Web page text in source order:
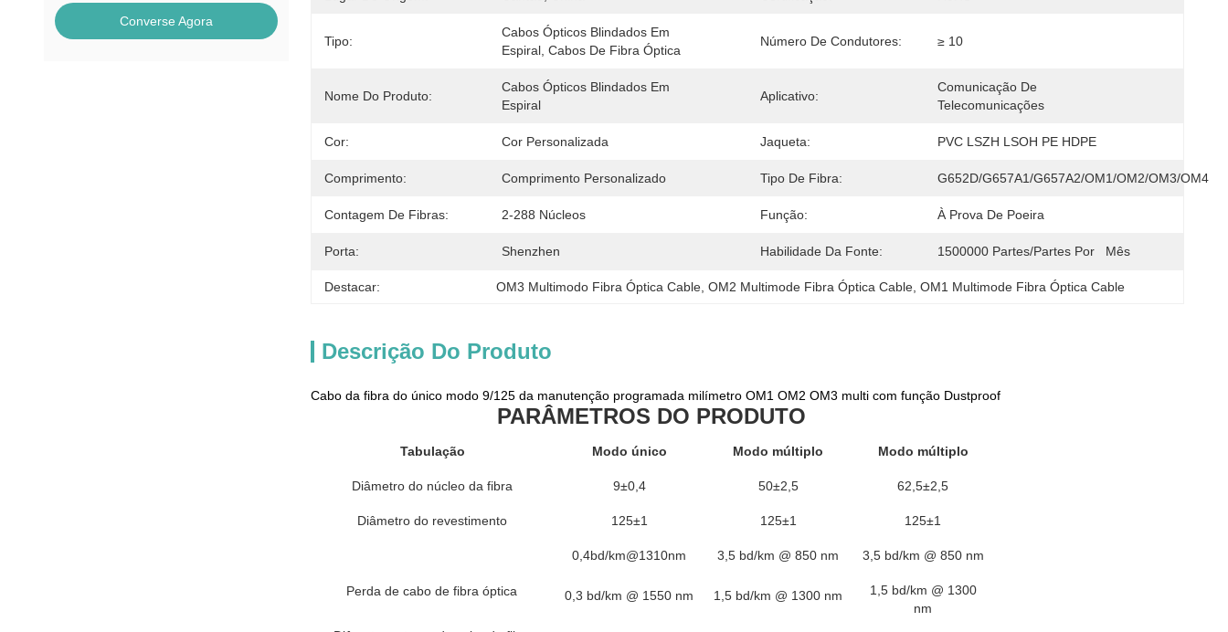
Converse Agora
Tipo:
Cabos Ópticos Blindados Em
Espiral, Cabos De Fibra Óptica
Número De Condutores: ≥ 10
Nome Do Produto:
Cabos Ópticos Blindados Em
Espiral
Aplicativo:
Comunicação De
Telecomunicações
Cor: Cor Personalizada Jaqueta: PVC LSZH LSOH PE HDPE
Comprimento: Comprimento Personalizado Tipo De Fibra: G652D/G657A1/G657A2/OM1/OM2/OM3/OM4
Contagem De Fibras: 2-288 Núcleos Função: À Prova De Poeira
Porta: Shenzhen Habilidade Da Fonte: 1500000 Partes/partes Por   Mês
Destacar: OM3 Multimodo Fibra Óptica Cable , OM2 Multimode Fibra Óptica Cable , OM1 Multimode Fibra Óptica Cable
Descrição Do Produto
Cabo da fibra do único modo 9/125 da manutenção programada milímetro OM1 OM2 OM3 multi com função Dustproof
PARÂMETROS DO PRODUTO
Tabulação Modo único Modo múltiplo Modo múltiplo
Diâmetro do núcleo da fibra 9±0,4 50±2,5 62,5±2,5
Diâmetro do revestimento 125±1 125±1 125±1
Perda de cabo de fibra óptica
0,4bd/km@1310nm 3,5 bd/km @ 850 nm 3,5 bd/km @ 850 nm
0,3 bd/km @ 1550 nm 1,5 bd/km @ 1300 nm
1,5 bd/km @ 1300
nm